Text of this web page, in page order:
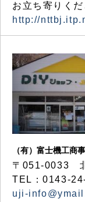
お立ち寄りくだ
http://
（有）富士機工商事
〒051-0033
TEL：0143-
uji-